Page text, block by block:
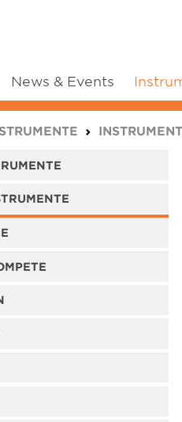
News & Events